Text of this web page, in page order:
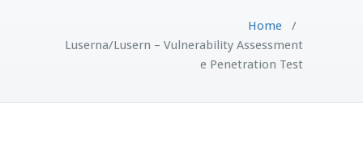
Home/
Luserna/Lusern – Vulnerability Assessment
e Penetration Test